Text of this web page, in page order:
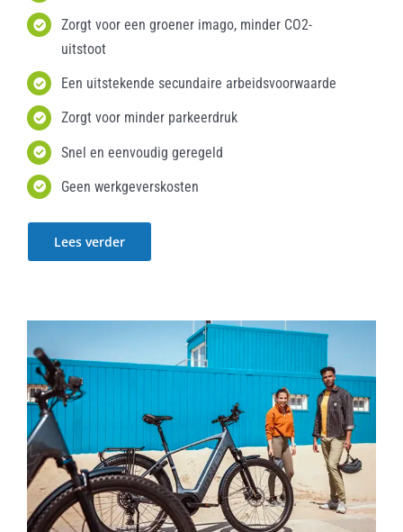
Zorgt voor een groener imago, minder CO2-
uitstoot
Een uitstekende secundaire arbeidsvoorwaarde
Zorgt voor minder parkeerdruk
Snel en eenvoudig geregeld
Geen werkgeverskosten
Lees verder